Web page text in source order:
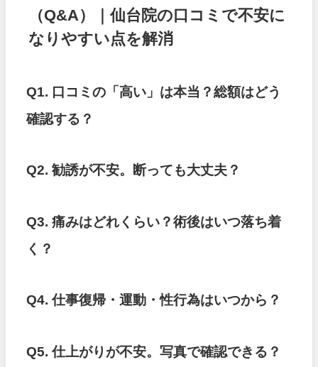
（Q&A）｜仙台院の口コミで不安に
なりやすい点を解消
Q1. 口コミの「高い」は本当？総額はどう
確認する？
Q2. 勧誘が不安。断っても大丈夫？
Q3. 痛みはどれくらい？術後はいつ落ち着
く？
Q4. 仕事復帰・運動・性行為はいつから？
Q5. 仕上がりが不安。写真で確認できる？